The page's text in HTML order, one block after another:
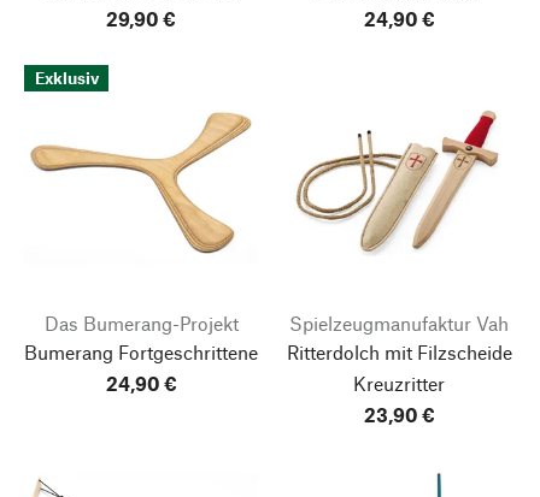
29,90 €
24,90 €
Exklusiv
Das Bumerang-Projekt
Bumerang Fortgeschrittene
24,90 €
Spielzeugmanufaktur Vah
Ritterdolch mit Filzscheide
Kreuzritter
23,90 €